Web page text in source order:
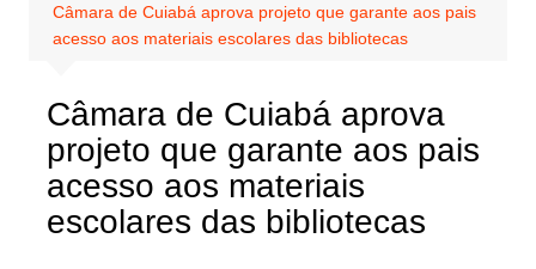
Câmara de Cuiabá aprova projeto que garante aos pais
acesso aos materiais escolares das bibliotecas
Câmara de Cuiabá aprova
projeto que garante aos pais
acesso aos materiais
escolares das bibliotecas